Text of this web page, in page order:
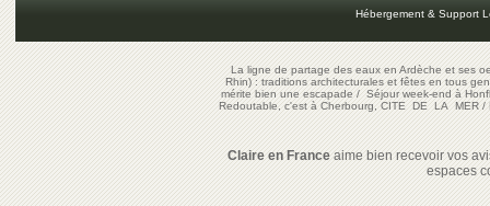
Hébergement & Support
La ligne de partage des eaux en Ardèche et ses
Rhin) : traditions architecturales et fêtes en tous
mérite bien une escapade/Séjour week-end à
Redoutable, c'est à Cherbourg, CITE DE LA MER/
Claire en Franceaime bien recevoir vos
espaces